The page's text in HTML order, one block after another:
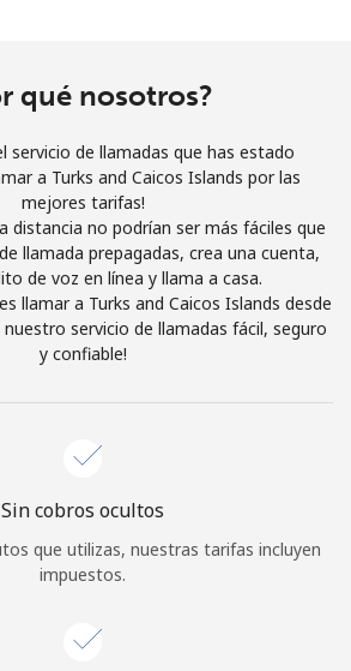
Únete
¡Hola!
sesión oREGÍSTRATE →
¿Olvidaste tu contraseña? →
Iniciar Sesión
o
qué nosotros?
servicio de llamadas que has estado
a Turks and Caicos Islands por las
mejores tarifas!
distancia no podrían ser más fáciles que
llamada prepagadas, crea una cuenta,
de voz en línea y llama a casa.
llamar a Turks and Caicos Islands desde
servicio de llamadas fácil, seguro
y confiable!
Sin cobros ocultos
que utilizas, nuestras tarifas incluyen
impuestos.